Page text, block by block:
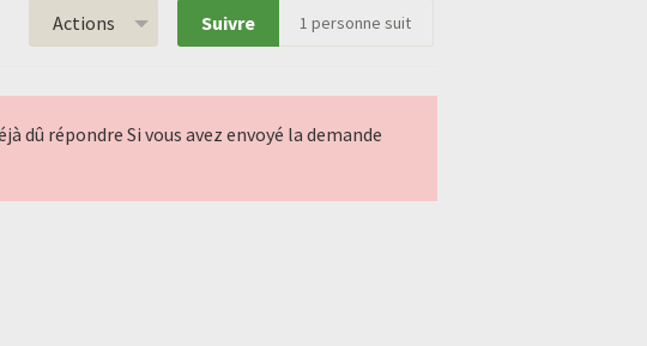
Actions Suivre 1 personne suit
dû répondre Si vous avez envoyé la demande